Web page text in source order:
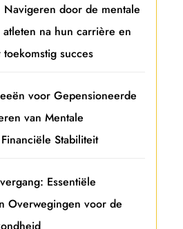
door de mentale
na hun carrière en
succes
voor Gepensioneerde
van Mentale
Stabiliteit
Essentiële
Overwegingen voor de